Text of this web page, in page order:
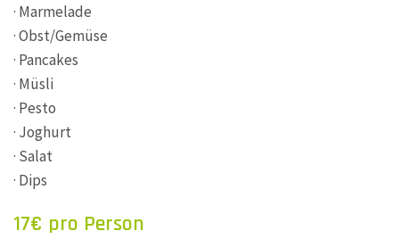
· Marmelade
· Obst/Gemüse
· Pancakes
· Müsli
· Pesto
· Joghurt
· Salat
· Dips
17€ pro Person